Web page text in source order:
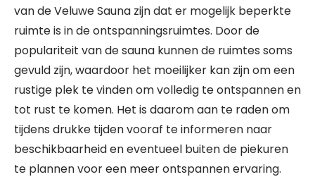
van de Veluwe Sauna zijn dat er mogelijk beperkte
ruimte is in de ontspanningsruimtes. Door de
populariteit van de sauna kunnen de ruimtes soms
gevuld zijn, waardoor het moeilijker kan zijn om een
rustige plek te vinden om volledig te ontspannen en
tot rust te komen. Het is daarom aan te raden om
tijdens drukke tijden vooraf te informeren naar
beschikbaarheid en eventueel buiten de piekuren
te plannen voor een meer ontspannen ervaring.